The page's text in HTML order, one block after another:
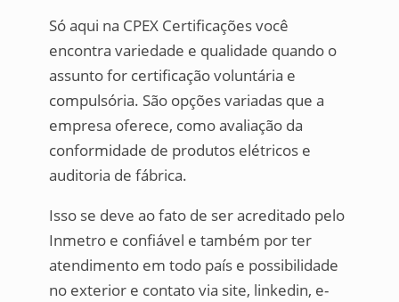
Só aqui na CPEX Certificações você
encontra variedade e qualidade quando o
assunto for certificação voluntária e
compulsória. São opções variadas que a
empresa oferece, como avaliação da
conformidade de produtos elétricos e
auditoria de fábrica.
Isso se deve ao fato de ser acreditado pelo
Inmetro e confiável e também por ter
atendimento em todo país e possibilidade
no exterior e contato via site, linkedin, e-